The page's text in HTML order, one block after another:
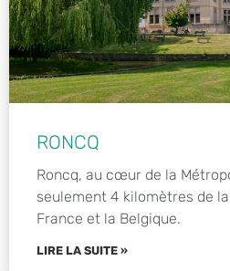
RONCQ
Roncq, au cœur de la
seulement 4 kilomètres de
France et la Belgique.
LIRE LA SUITE »